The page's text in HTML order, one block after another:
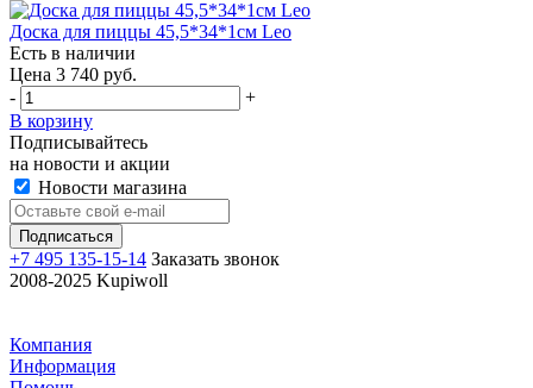
Доска для пиццы 45,5*34*1см Leo
Есть в наличии
Цена 3 740 руб.
-
+
В корзину
Подписывайтесь
на новости и акции
Новости магазина
+7 495 135-15-14 Заказать звонок
2008-2025 Kupiwoll
Компания
Информация